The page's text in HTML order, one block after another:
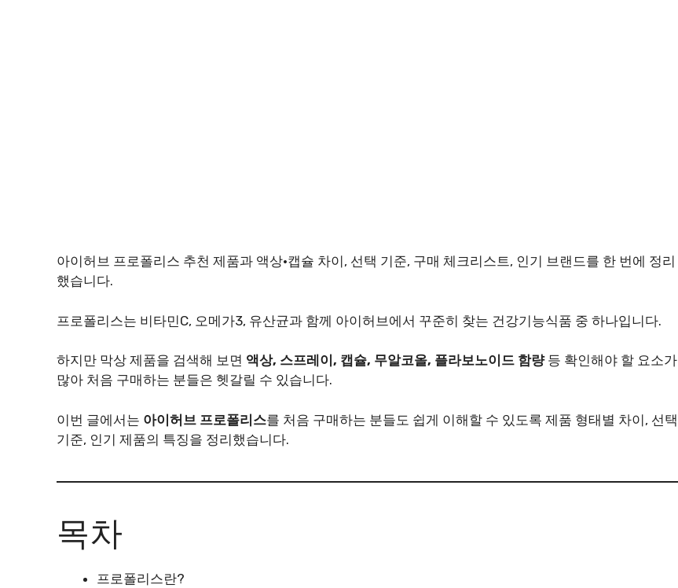
아이허브 프로폴리스 추천 제품과 액상·캡슐 차이, 선택 기준, 구매 체크리스트, 인기 브랜드를 한 번에 정리
했습니다.
프로폴리스는 비타민C, 오메가3, 유산균과 함께 아이허브에서 꾸준히 찾는 건강기능식품 중 하나입니다.
하지만 막상 제품을 검색해 보면 액상, 스프레이, 캡슐, 무알코올, 플라보노이드 함량등 확인해야 할 요소가
많아 처음 구매하는 분들은 헷갈릴 수 있습니다.
이번 글에서는 아이허브 프로폴리스를 처음 구매하는 분들도 쉽게 이해할 수 있도록 제품 형태별 차이, 선택
기준, 인기 제품의 특징을 정리했습니다.
목차
프로폴리스란?